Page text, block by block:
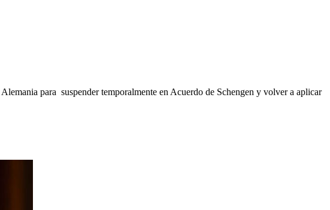
para suspender temporalmente en Acuerdo de Schengen y volver a aplicar